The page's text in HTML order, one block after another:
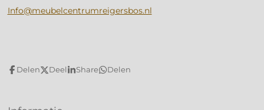
Info@meubelcentrumreigersbos.nl
Delen Deel Share Delen